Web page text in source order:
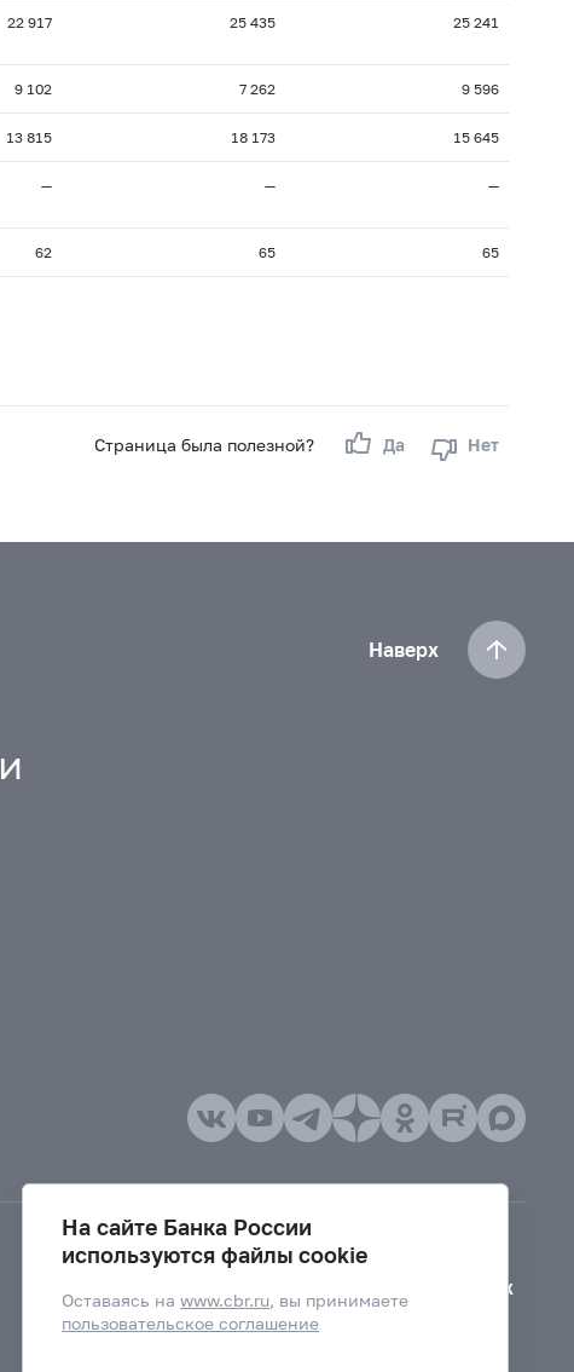
22 917 25 435 25 241
9 102 7 262 9 596
13 815 18 173 15 645
— — —
62 65 65
Страница была полезной? Да Нет
Наверх
Версия для слабовидящих
На сайте Банка России
используются файлы cookie
Оставаясь наwww.cbr.ru, вы принимаете
пользовательское соглашение